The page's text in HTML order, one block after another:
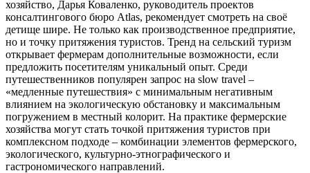
хозяйство, Дарья Коваленко, руководитель проектов
консалтингового бюро Atlas, рекомендует смотреть на своё
детище шире. Не только как производственное предприятие,
но и точку притяжения туристов. Тренд на сельский туризм
открывает фермерам дополнительные возможности, если
предложить посетителям уникальный опыт. Среди
путешественников популярен запрос на slow travel –
«медленные путешествия» с минимальным негативным
влиянием на экологическую обстановку и максимальным
погружением в местный колорит. На практике фермерские
хозяйства могут стать точкой притяжения туристов при
комплексном подходе – комбинации элементов фермерского,
экологического, культурно-этнографического и
гастрономического направлений.